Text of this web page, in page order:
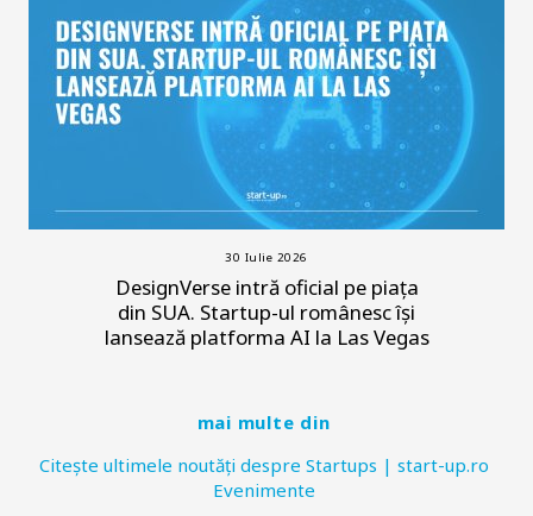
30 Iulie 2026
DesignVerse intră oficial pe piața
din SUA. Startup-ul românesc își
lansează platforma AI la Las Vegas
mai multe din
Citește ultimele noutăți despre Startups | start-up.ro
Evenimente